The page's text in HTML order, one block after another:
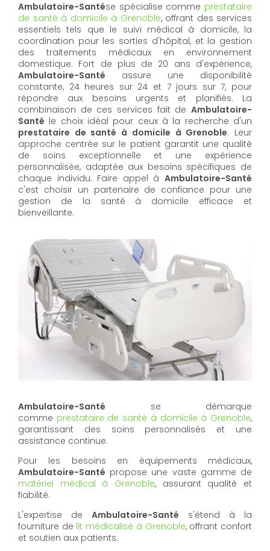
Ambulatoire-Santése spécialise comme prestataire
de santé à domicile à Grenoble, offrant des services
essentiels tels que le suivi médical à domicile, la
coordination pour les sorties d'hôpital, et la gestion
des traitements médicaux en environnement
domestique. Fort de plus de 20 ans d'expérience,
Ambulatoire-Santé assure une disponibilité
constante, 24 heures sur 24 et 7 jours sur 7, pour
répondre aux besoins urgents et planifiés. La
combinaison de ces services fait de Ambulatoire-
Santé le choix idéal pour ceux à la recherche d'un
prestataire de santé à domicile à Grenoble. Leur
approche centrée sur le patient garantit une qualité
de soins exceptionnelle et une expérience
personnalisée, adaptée aux besoins spécifiques de
chaque individu. Faire appel à Ambulatoire-Santé
c'est choisir un partenaire de confiance pour une
gestion de la santé à domicile efficace et
bienveillante.
Ambulatoire-Santé se démarque
comme prestataire de santé à domicile à Grenoble,
garantissant des soins personnalisés et une
assistance continue.
Pour les besoins en équipements médicaux,
Ambulatoire-Santé propose une vaste gamme de
matériel médical à Grenoble, assurant qualité et
fiabilité.
L'expertise de Ambulatoire-Santé s'étend à la
fourniture de lit médicalisé à Grenoble, offrant confort
et soutien aux patients.